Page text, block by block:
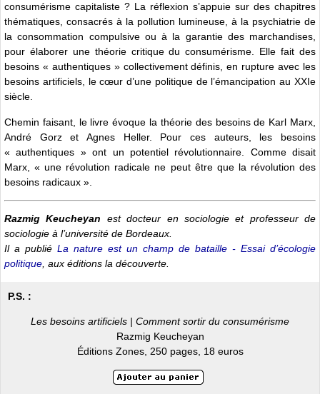
consumérisme capitaliste ? La réflexion s’appuie sur des chapitres
thématiques, consacrés à la pollution lumineuse, à la psychiatrie de
la consommation compulsive ou à la garantie des marchandises,
pour élaborer une théorie critique du consumérisme. Elle fait des
besoins « authentiques » collectivement définis, en rupture avec les
besoins artificiels, le cœur d’une politique de l’émancipation au XXIe
siècle.
Chemin faisant, le livre évoque la théorie des besoins de Karl Marx,
André Gorz et Agnes Heller. Pour ces auteurs, les besoins
« authentiques » ont un potentiel révolutionnaire. Comme disait
Marx, « une révolution radicale ne peut être que la révolution des
besoins radicaux ».
Razmig Keucheyan est docteur en sociologie et professeur de
sociologie à l’université de Bordeaux.
Il a publié La nature est un champ de bataille - Essai d’écologie
politique, aux éditions la découverte.
P.S. :
Les besoins artificiels | Comment sortir du consumérisme
Razmig Keucheyan
Éditions Zones, 250 pages, 18 euros